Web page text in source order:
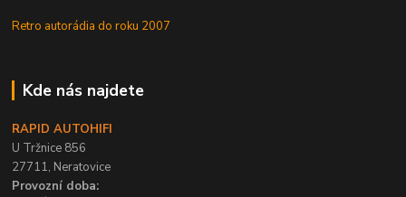
Retro autorádia do roku 2007
Kde nás najdete
RAPID AUTOHIFI
U Tržnice 856
27711, Neratovice
Provozní doba: